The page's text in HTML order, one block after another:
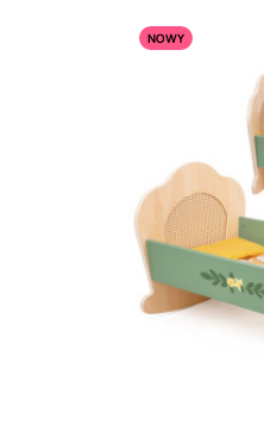
NOWY